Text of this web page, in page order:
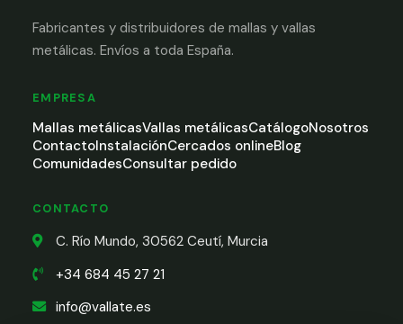
Fabricantes y distribuidores de mallas y vallas
metálicas. Envíos a toda España.
EMPRESA
Mallas metálicasVallas metálicasCatálogoNosotros
ContactoInstalaciónCercados onlineBlog
ComunidadesConsultar pedido
CONTACTO
C. Río Mundo, 30562 Ceutí, Murcia
+34 684 45 27 21
info@vallate.es